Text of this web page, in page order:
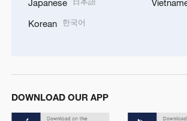
Japanese
Korean 한국어
DOWNLOAD OUR APP